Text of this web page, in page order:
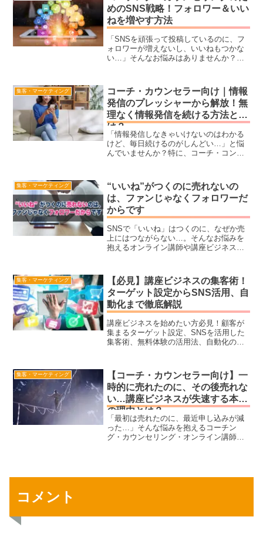
めのSNS戦略！フォロワー＆いい
ねを増やす方法
「SNSを頑張って投稿しているのに、フ
ォロワーが増えないし、いいねもつかな
い…」そんなお悩みはありませんか？特
活用した集客が重要です。しかし、ただ
投稿を増やすだけではフォロワーもいい
ねも増えません。本記事では、フォロワ
ーが増えない本当の原因と、SNSで効果
的に集客するための戦略を徹底解説！タ
ーゲット設定、価値のあるコンテンツの
作り方、フォロワーとエンゲージメント
を高める方法、いいねやコメントを増や
かし、ビジネスの成長につなげましょ
う！
集客・マーケティング
コーチ・カウンセラー向け｜情報
発信のプレッシャーから解放！無
理なく情報発信を続ける方法と
は？
「情報発信しなきゃいけないのはわかる
けど、毎日続けるのがしんどい…」と悩
んでいませんか？特に、コーチ・コンサ
いる方にとって情報発信は重要。でも、
忙しくてネタが思いつかず、投稿が続か
ないこともありますよね。本記事では、
無理なく情報発信を継続するための仕組
み作りや、時短でラクに投稿できる方
法、予約投稿や自動化ツールを活用して
効率的に集客する方法をご紹介します。
情報発信のプレッシャーから解放され、
集客・マーケティング
“いいね”がつくのに売れないの
は、ファンじゃなくフォロワーだ
からです
SNSで「いいね」はつくのに、なぜか売
上にはつながらない…。そんなお悩みを
抱えるオンライン講師や講座ビジネスを
発信・信頼を築くSNS活用法をわかりや
すく解説します！
集客・マーケティング
【必見】講座ビジネスの集客術！
ターゲット設定からSNS活用、自
動化まで徹底解説
講座ビジネスを始めたい方必見！顧客が
集まるターゲット設定、SNSを活用した
集客術、無料体験の活用法、自動化のポ
集客・マーケティング
【コーチ・カウンセラー向け】一
時的に売れたのに、その後売れな
い…講座ビジネスが失速する本当
の理由とは？
「最初は売れたのに、最近申し込みが減
った…」そんな悩みを抱えるコーチン
グ・カウンセリング・オンライン講師の
コメント